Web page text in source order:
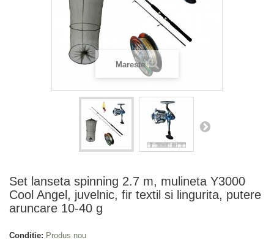
Mareste
Set lanseta spinning 2.7 m, mulineta Y3000
Cool Angel, juvelnic, fir textil si lingurita, putere
aruncare 10-40 g
Conditie: Produs nou